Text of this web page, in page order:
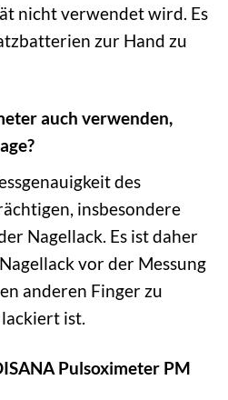
nicht verwendet wird. Es
zur Hand zu
auch verwenden,
des
insbesondere
Nagellack. Es ist daher
vor der Messung
anderen Finger zu
ist.
Pulsoximeter PM